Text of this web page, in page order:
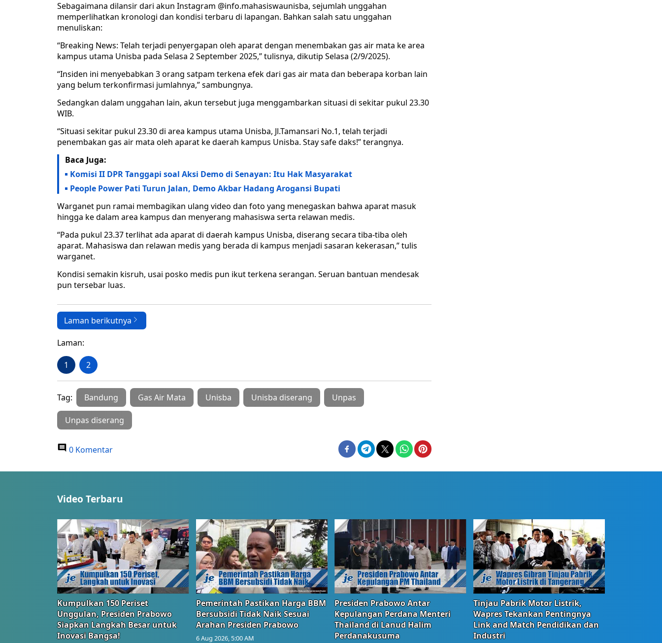
Sebagaimana dilansir dari akun Instagram @info.mahasiswaunisba, sejumlah unggahan
memperlihatkan kronologi dan kondisi terbaru di lapangan. Bahkan salah satu unggahan
menuliskan:
“Breaking News: Telah terjadi penyergapan oleh aparat dengan menembakan gas air mata ke area
kampus utama Unisba pada Selasa 2 September 2025,” tulisnya, dikutip Selasa (2/9/2025).
“Insiden ini menyebabkan 3 orang satpam terkena efek dari gas air mata dan beberapa korban lain
yang belum terkonfirmasi jumlahnya,” sambungnya.
Sedangkan dalam unggahan lain, akun tersebut juga menggambarkan situasi di sekitar pukul 23.30
WIB.
“Situasi sekitar pukul 23.30 di area kampus utama Unisba, Jl.Tamansari No.1, telah terjadi
penembakan gas air mata oleh aparat ke daerah kampus Unisba. Stay safe daks!” terangnya.
Baca Juga:
Komisi II DPR Tanggapi soal Aksi Demo di Senayan: Itu Hak Masyarakat
People Power Pati Turun Jalan, Demo Akbar Hadang Arogansi Bupati
Warganet pun ramai membagikan ulang video dan foto yang menegaskan bahwa aparat masuk
hingga ke dalam area kampus dan menyerang mahasiswa serta relawan medis.
“Pada pukul 23.37 terlihat ada aparat di daerah kampus Unisba, diserang secara tiba-tiba oleh
aparat. Mahasiswa dan relawan medis yang berada di kampus menjadi sasaran kekerasan,” tulis
warganet.
Kondisi semakin kisruh, usai posko medis pun ikut terkena serangan. Seruan bantuan mendesak
pun tersebar luas.
Laman berikutnya
Laman:
1 2
Tag: Bandung Gas Air Mata Unisba Unisba diserang Unpas
Unpas diserang
0 Komentar
Video Terbaru
Kumpulkan 150 Periset
Unggulan, Presiden Prabowo
Siapkan Langkah Besar untuk
Inovasi Bangsa!
Pemerintah Pastikan Harga BBM
Bersubsidi Tidak Naik Sesuai
Arahan Presiden Prabowo
6 Aug 2026, 5:00 AM
Presiden Prabowo Antar
Kepulangan Perdana Menteri
Thailand di Lanud Halim
Perdanakusuma
Tinjau Pabrik Motor Listrik,
Wapres Tekankan Pentingnya
Link and Match Pendidikan dan
Industri